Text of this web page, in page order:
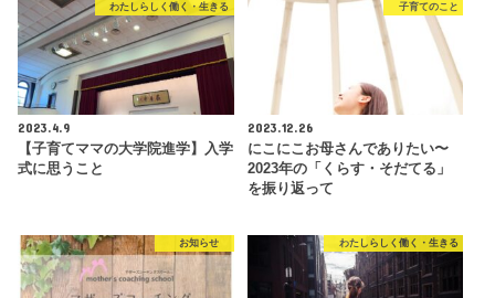
わたしらしく働く・生きる
2023.4.9
【子育てママの大学院進学】入学
式に思うこと
子育てのこと
2023.12.26
にこにこお母さんでありたい〜
2023年の「くらす・そだてる」
を振り返って
お知らせ わたしらしく働く・生きる